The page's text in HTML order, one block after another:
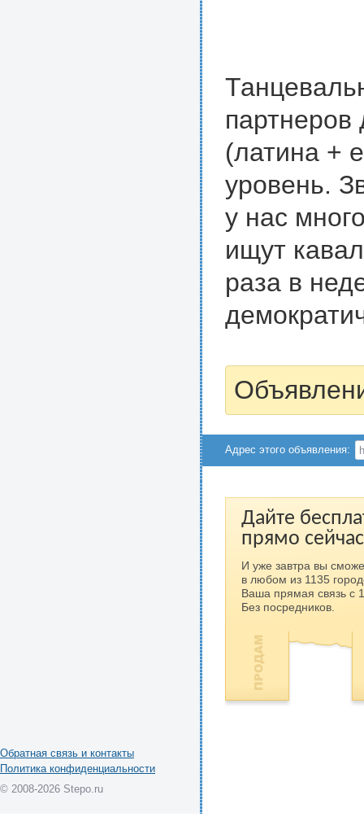
(латина +
уровень.
у нас
ищут
раза в
Адрес этого объявления:
Дайте
прямо
И уже завтра вы
в любом из 1135
Ваша прямая связь с
Без посредников.
Обратная связь и контакты
Политика конфиденциальности
© 2008-2026 Stepo.ru